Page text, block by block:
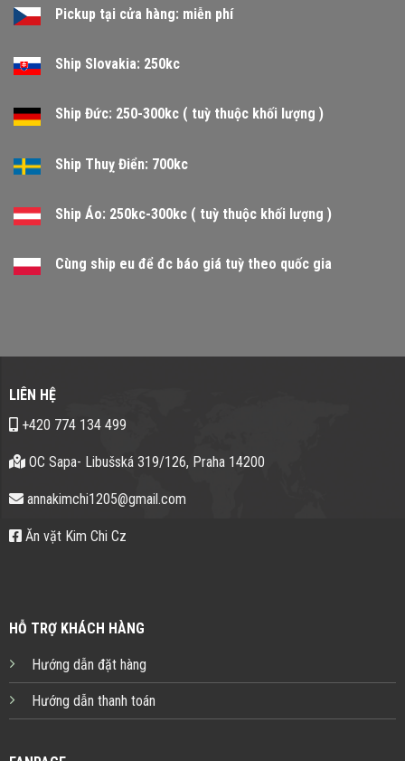
Pickup tại cửa hàng: miễn phí
Ship Slovakia: 250kc
Ship Đức: 250-300kc ( tuỳ thuộc khối lượng )
Ship Thuỵ Điển: 700kc
Ship Áo: 250kc-300kc ( tuỳ thuộc khối lượng )
Cùng ship eu để đc báo giá tuỳ theo quốc gia
LIÊN HỆ
+420 774 134 499
OC Sapa- Libušská 319/126, Praha 14200
annakimchi1205@gmail.com
Ăn vặt Kim Chi Cz
HỖ TRỢ KHÁCH HÀNG
Hướng dẫn đặt hàng
Hướng dẫn thanh toán